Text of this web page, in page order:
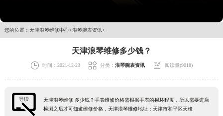
您的位置： 天津浪琴维修中心>浪琴腕表资讯>
天津浪琴维修多少钱？
 时间：2021-12-23  分类： 浪琴腕表资讯  阅读量(9018)
导读
天津浪琴维修 多少钱？手表维修价格需根据手表的损坏程度，所以需要进店
检测之后才可知道维修价格，天津浪琴维修地址：天津市和平区天梭